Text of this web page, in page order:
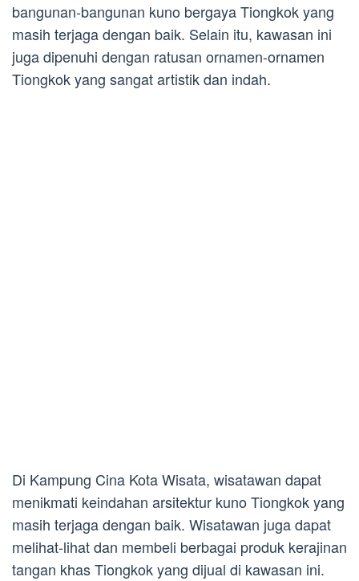
bangunan-bangunan kuno bergaya Tiongkok yang
masih terjaga dengan baik. Selain itu, kawasan ini
juga dipenuhi dengan ratusan ornamen-ornamen
Tiongkok yang sangat artistik dan indah.
Di Kampung Cina Kota Wisata, wisatawan dapat
menikmati keindahan arsitektur kuno Tiongkok yang
masih terjaga dengan baik. Wisatawan juga dapat
melihat-lihat dan membeli berbagai produk kerajinan
tangan khas Tiongkok yang dijual di kawasan ini.